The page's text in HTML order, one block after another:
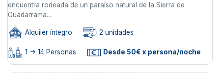
encuentra rodeada de un paraíso natural de la Sierra de
Guadarrama...
Alquiler íntegro 2 unidades
1 -> 14 Personas Desde 50€ x persona/noche